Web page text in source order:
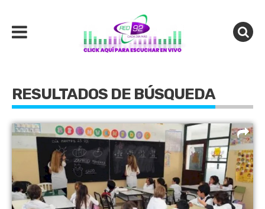
RESULTADOS DE BÚSQUEDA